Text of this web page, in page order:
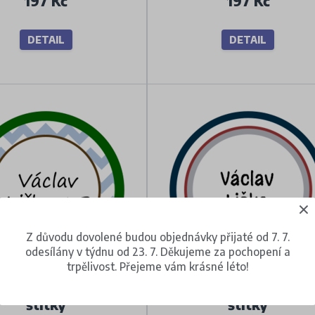
DETAIL DETAIL
štítky
štítky
Z důvodu dovolené budou objednávky přijaté od 7. 7.
odesílány v týdnu od 23. 7. Děkujeme za pochopení a
trpělivost. Přejeme vám krásné léto!